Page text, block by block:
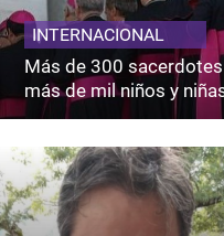
INTERNACIONAL
Más de 300
más de mil niños y